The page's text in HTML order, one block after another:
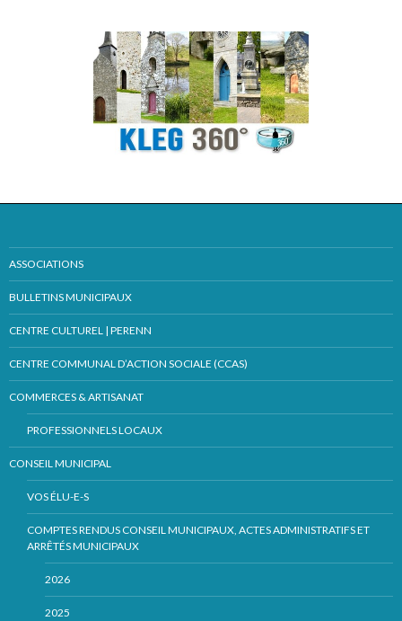
ASSOCIATIONS
BULLETINS MUNICIPAUX
CENTRE CULTUREL | PERENN
CENTRE COMMUNAL D’ACTION SOCIALE (CCAS)
COMMERCES & ARTISANAT
PROFESSIONNELS LOCAUX
CONSEIL MUNICIPAL
VOS ÉLU-E-S
COMPTES RENDUS CONSEIL MUNICIPAUX, ACTES ADMINISTRATIFS ET
ARRÊTÉS MUNICIPAUX
2026
2025